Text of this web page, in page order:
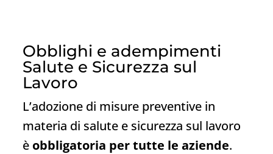
Obblighi e adempimenti
Salute e Sicurezza sul
Lavoro
L’adozione di misure preventive in
materia di salute e sicurezza sul lavoro
è obbligatoria per tutte le aziende.